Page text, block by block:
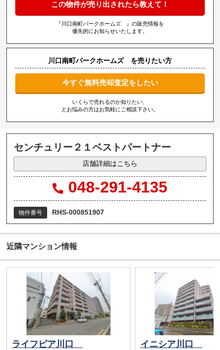
この物件が売り出されたら教えて！
『川口南町パークホームズ 』の販売情報を
優先的にお知らせいたします。
川口南町パークホームズ を売りたい方
今すぐ無料売却査定をしたい
いくらで売れるのか知りたい、
とお悩みの方はお気軽にご相談下さい。
センチュリー２１ベストパートナー
店舗詳細はこちら
048-291-4135
物件番号 RHS-000851907
近隣マンション情報
ライフピア川口 イニシア川口